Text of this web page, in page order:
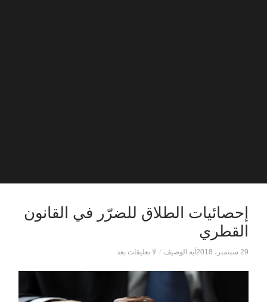
إحصائيات الطلاق للضرّر في القانون
القطري
29 سبتمبر، 2018 آية الوصيف / لا تعليقات بعد